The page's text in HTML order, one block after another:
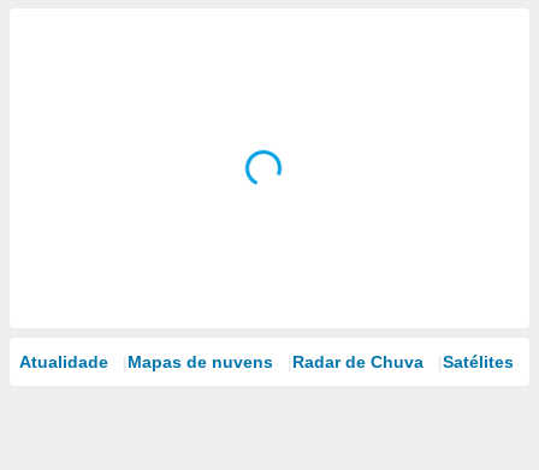
Atualidade Mapas de nuvens Radar de Chuva Satélites